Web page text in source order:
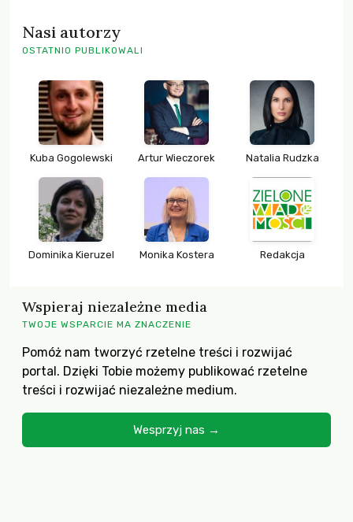
Nasi autorzy
OSTATNIO PUBLIKOWALI
Kuba Gogolewski Artur Wieczorek Natalia Rudzka
Dominika Kieruzel Monika Kostera Redakcja
Wspieraj niezależne media
TWOJE WSPARCIE MA ZNACZENIE
Pomóż nam tworzyć rzetelne treści i rozwijać
portal. Dzięki Tobie możemy publikować rzetelne
treści i rozwijać niezależne medium.
Wesprzyj nas →